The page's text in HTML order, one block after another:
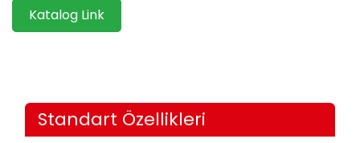
Katalog Link
Standart Özellikleri